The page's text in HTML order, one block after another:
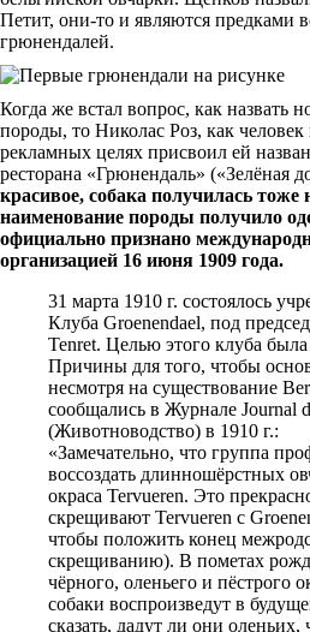
Петит, они-то и являются предками
грюнендалей.
Когда же встал вопрос, как назвать
породы, то Николас Роз, как человек
рекламных целях присвоил ей
ресторана «Грюнендаль» («Зелёная
красивое, собака получилась тоже
наименование породы получило
официально признано
организацией 16 июня 1909 года.
31 марта 1910 г. состоялось
Клуба Groenendael, под
Tenret. Целью этого клуба
Причины для того, чтобы
несмотря на существование
сообщались в Журнале Journal
(Животноводство) в 1910 г.:
«Замечательно, что группа
воссоздать длинношёрстных
окраса Tervueren. Это
скрещивают Tervueren с
чтобы положить конец
скрещиванию). В пометах
чёрного, оленьего и пёстрого
собаки воспроизведут в
сказать, дадут ли они